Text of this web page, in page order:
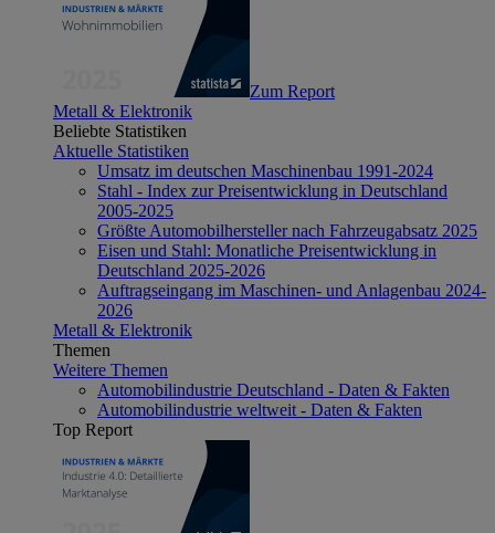
Zum Report
Metall & Elektronik
Beliebte Statistiken
Aktuelle Statistiken
Umsatz im deutschen Maschinenbau 1991-2024
Stahl - Index zur Preisentwicklung in Deutschland
2005-2025
Größte Automobilhersteller nach Fahrzeugabsatz 2025
Eisen und Stahl: Monatliche Preisentwicklung in
Deutschland 2025-2026
Auftragseingang im Maschinen- und Anlagenbau 2024-
2026
Metall & Elektronik
Themen
Weitere Themen
Automobilindustrie Deutschland - Daten & Fakten
Automobilindustrie weltweit - Daten & Fakten
Top Report